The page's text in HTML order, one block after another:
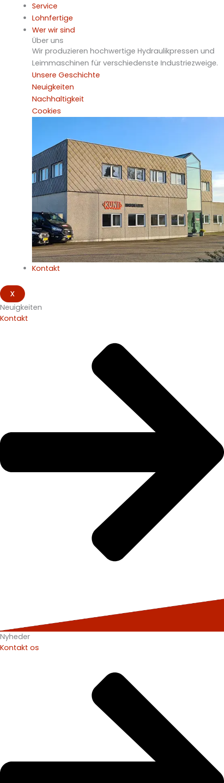
Service
Lohnfertige
Wer wir sind
Über uns
Wir produzieren hochwertige Hydraulikpressen und
Leimmaschinen für verschiedenste Industriezweige.
Unsere Geschichte
Neuigkeiten
Nachhaltigkeit
Cookies
Kontakt
X
Neuigkeiten
Kontakt
Nyheder
Kontakt os